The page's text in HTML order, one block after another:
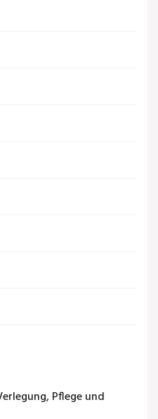
Pflege und